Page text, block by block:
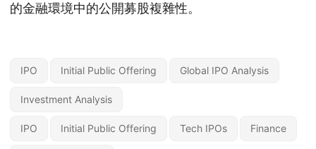
的金融環境中的公開募股複雜性。
IPO Initial Public Offering Global IPO Analysis
Investment Analysis
IPO Initial Public Offering Tech IPOs Finance